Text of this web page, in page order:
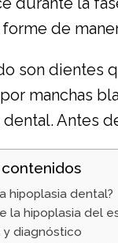
de
son dientes
manchas
Antes
hipoplasia dental?
la hipoplasia del
y diagnóstico